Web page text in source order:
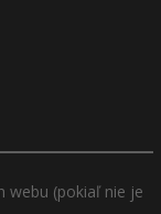
webu (pokiaľ nie je